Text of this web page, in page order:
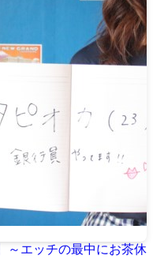
～エッチの最中にお茶休